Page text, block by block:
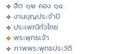
ฮีต ๑๒ คอง ๑๔
งานบุญประจำปี
ประเพณีทั่วไทย
พระพุทธเจ้า
ภาพพระพุทธประวัติ